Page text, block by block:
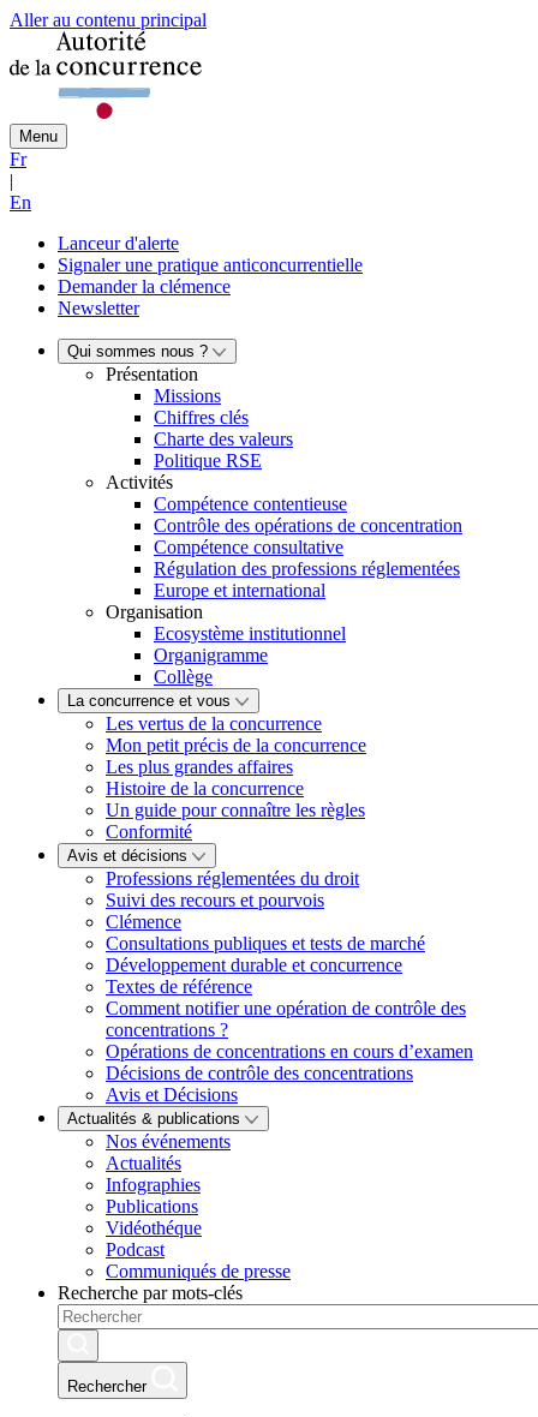
Aller au contenu principal
Menu
Fr
|
En
Lanceur d'alerte
Signaler une pratique anticoncurrentielle
Demander la clémence
Newsletter
Qui sommes nous ?
Présentation
Missions
Chiffres clés
Charte des valeurs
Politique RSE
Activités
Compétence contentieuse
Contrôle des opérations de concentration
Compétence consultative
Régulation des professions réglementées
Europe et international
Organisation
Ecosystème institutionnel
Organigramme
Collège
La concurrence et vous
Les vertus de la concurrence
Mon petit précis de la concurrence
Les plus grandes affaires
Histoire de la concurrence
Un guide pour connaître les règles
Conformité
Avis et décisions
Professions réglementées du droit
Suivi des recours et pourvois
Clémence
Consultations publiques et tests de marché
Développement durable et concurrence
Textes de référence
Comment notifier une opération de contrôle des
concentrations ?
Opérations de concentrations en cours d’examen
Décisions de contrôle des concentrations
Avis et Décisions
Actualités & publications
Nos événements
Actualités
Infographies
Publications
Vidéothéque
Podcast
Communiqués de presse
Recherche par mots-clés
Rechercher